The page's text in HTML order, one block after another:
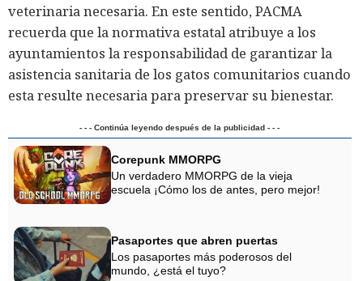
veterinaria necesaria. En este sentido, PACMA
recuerda que la normativa estatal atribuye a los
ayuntamientos la responsabilidad de garantizar la
asistencia sanitaria de los gatos comunitarios cuando
esta resulte necesaria para preservar su bienestar.
- - - Continúa leyendo después de la publicidad - - -
Corepunk MMORPG
Un verdadero MMORPG de la vieja
escuela ¡Cómo los de antes, pero mejor!
Pasaportes que abren puertas
Los pasaportes más poderosos del
mundo, ¿está el tuyo?